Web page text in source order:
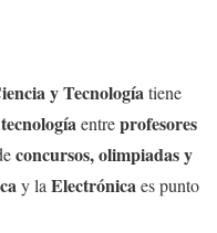
y Tecnologíatiene
entreprofesores
concursos, olimpiadas y
y la Electrónicaes punto